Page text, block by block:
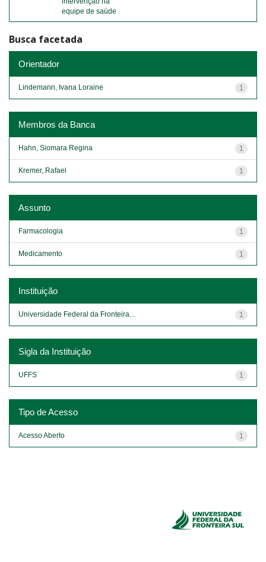
equipe de saúde
Busca facetada
Orientador
1
Lindemann, Ivana Loraine
Membros da Banca
1
Hahn, Siomara Regina
1
Kremer, Rafael
Assunto
1
Farmacologia
1
Medicamento
Instituição
1
Universidade Federal da Fronteira...
Sigla da Instituição
1
UFFS
Tipo de Acesso
1
Acesso Aberto